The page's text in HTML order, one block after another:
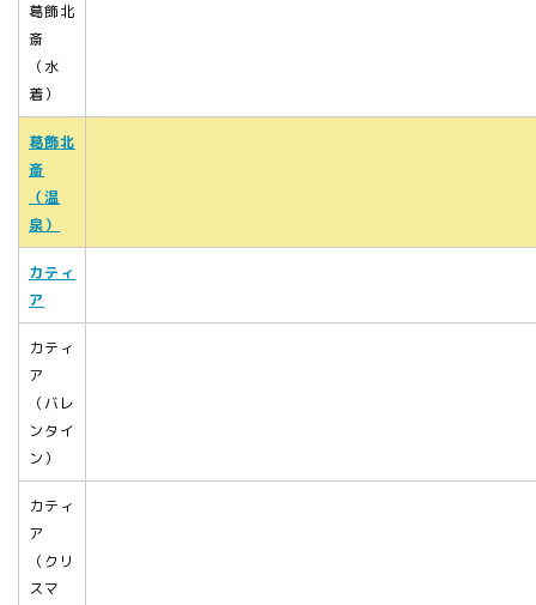
葛飾北
斎
（水
着）
葛飾北
斎
（温
泉）
カティ
ア
カティ
ア
（バレ
ンタイ
ン）
カティ
ア
（クリ
スマ